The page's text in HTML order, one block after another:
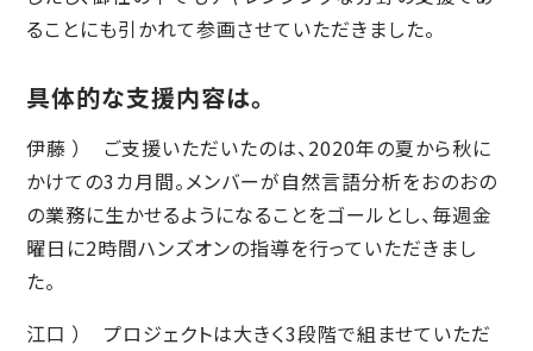
ることにも引かれて参画させていただきました。
具体的な支援内容は。
伊藤 ） ご支援いただいたのは、2020年の夏から秋に
かけての3カ月間。メンバーが自然言語分析をおのおの
の業務に生かせるようになることをゴールとし、毎週金
曜日に2時間ハンズオンの指導を行っていただきまし
た。
江口 ） プロジェクトは大きく3段階で組ませていただ